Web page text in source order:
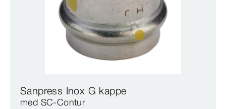
Sanpress Inox G kappe
med SC‑Contur